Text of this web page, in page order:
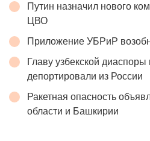
Путин назначил нового
ЦВО
Приложение УБРиР
Главу узбекской диаспоры
депортировали из России
Ракетная опасность
области и Башкирии